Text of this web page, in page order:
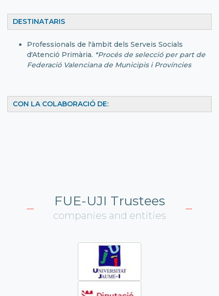
DESTINATARIS
Professionals de l'àmbit dels Serveis Socials
d'Atenció Primària. *Procés de selecció per part de
Federació Valenciana de Municipis i Províncies
CON LA COLABORACIÓ DE:
FUE-UJI Trustees
companies and entities